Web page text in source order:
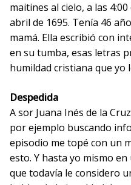
maitines al cielo, a las
abril de 1695. Tenía 46
mamá. Ella escribió con
en su tumba, esas letras
humildad cristiana que yo
Despedida
A sor Juana Inés de la
por ejemplo buscando
episodio me topé con un
esto. Y hasta yo mismo
que todavía le considero